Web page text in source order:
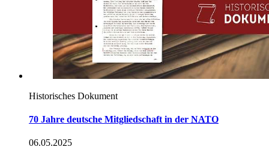
Historisches Dokument
70 Jahre deutsche Mitgliedschaft in der NATO
06.05.2025